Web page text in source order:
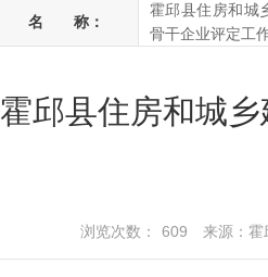
名 称：
霍邱县住房和城
骨干企业评定工
霍邱县住房和城
浏览次数： 609 来源：霍